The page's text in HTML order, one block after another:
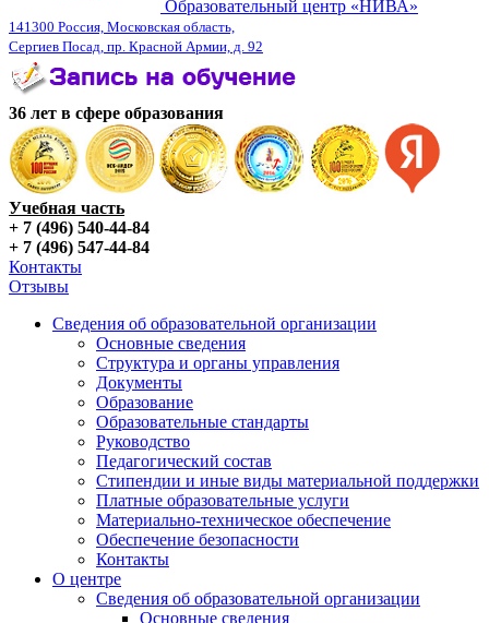
Образовательный центр «НИВА»
141300 Россия, Московская область,
Сергиев Посад, пр. Красной Армии, д. 92
36 лет в сфере образования
Учебная часть
+ 7 (496) 540-44-84
+ 7 (496) 547-44-84
Контакты
Отзывы
Сведения об образовательной организации
Основные сведения
Структура и органы управления
Документы
Образование
Образовательные стандарты
Руководство
Педагогический состав
Стипендии и иные виды материальной поддержки
Платные образовательные услуги
Материально-техническое обеспечение
Обеспечение безопасности
Контакты
О центре
Сведения об образовательной организации
Основные сведения